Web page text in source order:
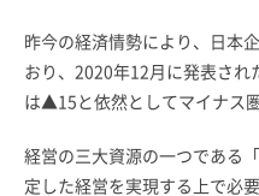
昨今の経済情勢により、日本
おり、2020年12月に発表され
は▲15と依然としてマイナス
経営の三大資源の一つである
定した経営を実現する上で必